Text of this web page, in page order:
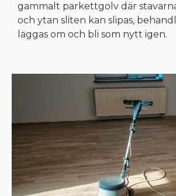
gammalt parkettgolv där
och ytan sliten kan slipas,
läggas om och bli som nytt igen.